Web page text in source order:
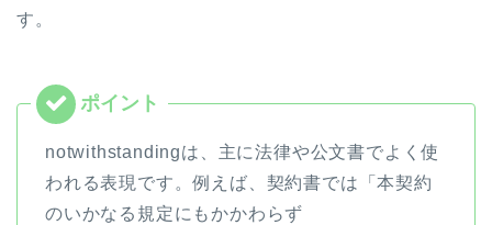
す。
notwithstandingは、主に法律や公文書でよく使
われる表現です。例えば、契約書では「本契約
のいかなる規定にもかかわらず